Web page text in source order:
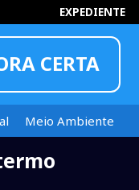
EXPEDIENTE
CERTA
Meio Ambiente